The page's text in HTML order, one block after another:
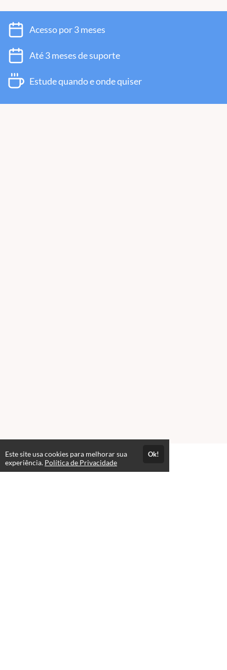
Acesso por 3 meses
Até 3 meses de suporte
Estude quando e onde quiser
Atendimento
Este site usa cookies para melhorar sua
experiência. Política de Privacidade
Ok!